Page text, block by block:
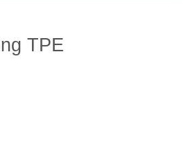
TPE